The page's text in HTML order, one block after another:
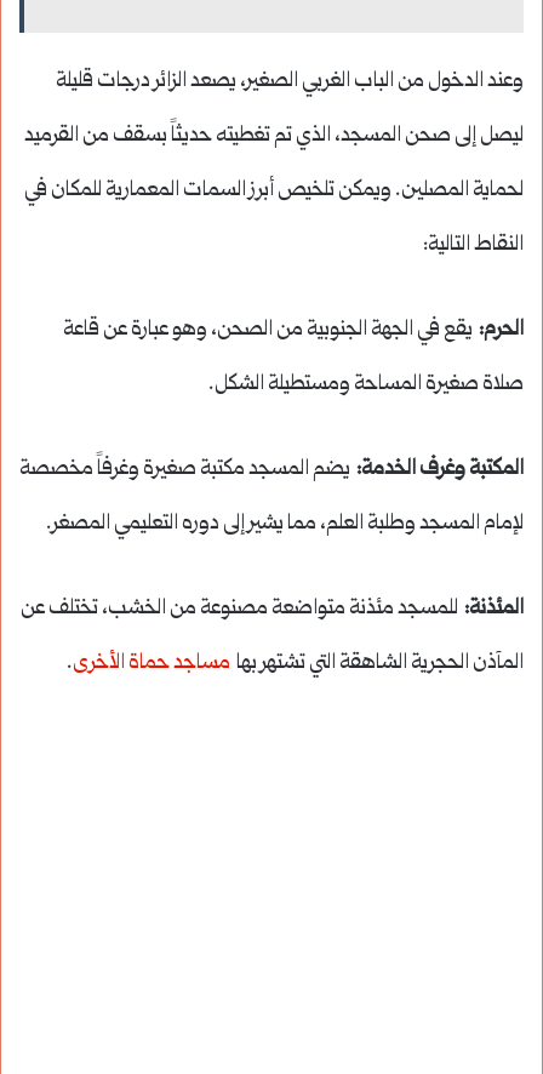
وعند الدخول من الباب الغربي الصغير، يصعد الزائر درجات قليلة
ليصل إلى صحن المسجد، الذي تم تغطيته حديثاً بسقف من القرميد
لحماية المصلين. ويمكن تلخيص أبرز السمات المعمارية للمكان في
النقاط التالية:
الحرم: يقع في الجهة الجنوبية من الصحن، وهو عبارة عن قاعة
صلاة صغيرة المساحة ومستطيلة الشكل.
المكتبة وغرف الخدمة: يضم المسجد مكتبة صغيرة وغرفاً مخصصة
لإمام المسجد وطلبة العلم، مما يشير إلى دوره التعليمي المصغر.
المئذنة: للمسجد مئذنة متواضعة مصنوعة من الخشب، تختلف عن
المآذن الحجرية الشاهقة التي تشتهر بها مساجد حماة الأخرى.